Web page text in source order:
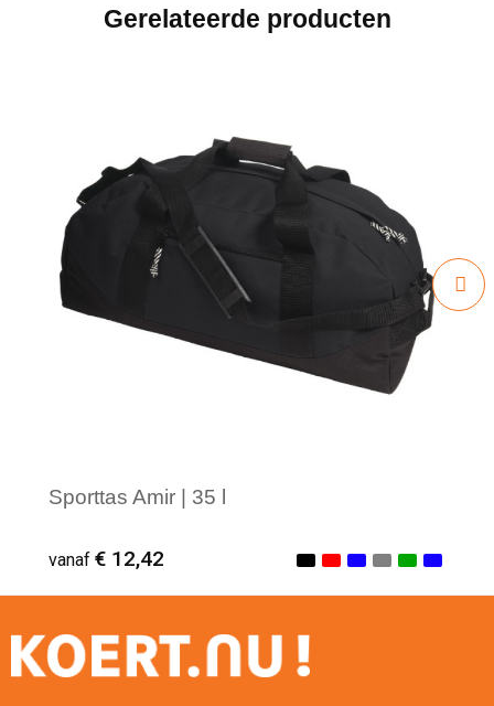
Gerelateerde producten
Sporttas Amir | 35 l
vanaf € 12,42
Minimale afname: 1